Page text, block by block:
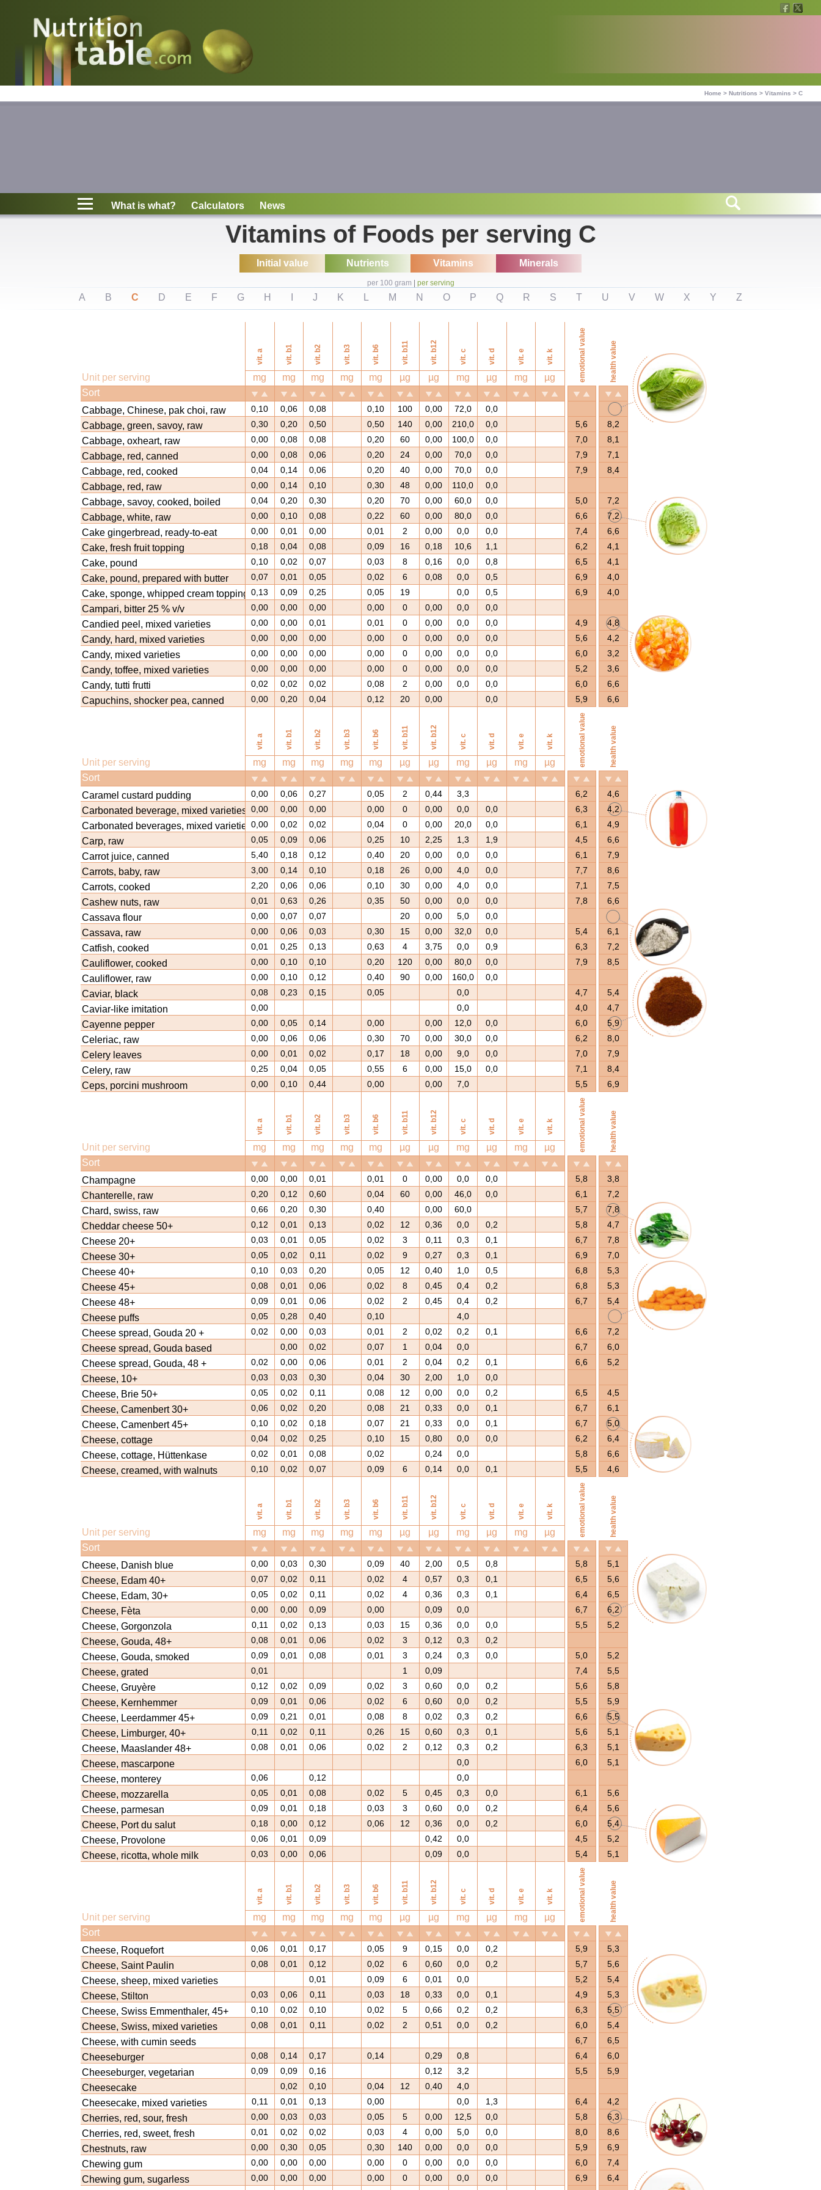
Home > Nutritions > Vitamins > C
Nutritions
What is what?
Information
What is what? Calculators News
Vitamins of Foods per serving C
Initial value Nutrients Vitamins Minerals
per 100 gram per serving
A B C D E F G H J K L M N O P Q R S T U V W X Y Z
vit. a vit. b1 vit. b2 vit. b3 vit. b6 vit. b11 vit. b12 vit. c vit. d vit. e vit. k emotional value health value
Unit per serving mg mg mg mg mg µg µg mg µg mg
µg
Sort
Cabbage, Chinese, pak choi, raw
0,10 0,06 0,08 0,10 100 0,00 72,0 0,0
Cabbage, green, savoy, raw 0,30 0,20 0,50 0,50 140 0,00 210,0 0,0 5,6 8,2
Cabbage, oxheart, raw 0,00 0,08 0,08 0,20 60 0,00 100,0 0,0 7,0 8,1
Cabbage, red, canned 0,00 0,08 0,06 0,20 24 0,00 70,0 0,0 7,9 7,1
Cabbage, red, cooked 0,04 0,14 0,06 0,20 40 0,00 70,0 0,0 7,9 8,4
Cabbage, red, raw 0,00 0,14 0,10 0,30 48 0,00 110,0 0,0
Cabbage, savoy, cooked, boiled 0,04 0,20 0,30 0,20 70 0,00 60,0 0,0 5,0 7,2
Cabbage, white, raw 0,00 0,10 0,08 0,22 60 0,00 80,0 0,0 6,6 7,2
Cake gingerbread, ready-to-eat 0,00 0,01 0,00 0,01 2 0,00 0,0 0,0 7,4 6,6
Cake, fresh fruit topping 0,18 0,04 0,08 0,09 16 0,18 10,6 1,1 6,2 4,1
Cake, pound 0,10 0,02 0,07 0,03 8 0,16 0,0 0,8 6,5 4,1
Cake, pound, prepared with butter 0,07 0,01 0,05 0,02 6 0,08 0,0 0,5 6,9 4,0
Cake, sponge, whipped cream topping 0,13 0,09 0,25 0,05 19 0,0 0,5 6,9 4,0
Campari, bitter 25 % v/v 0,00 0,00 0,00 0,00 0 0,00 0,0 0,0
Candied peel, mixed varieties 0,00 0,00 0,01 0,01 0 0,00 0,0 0,0 4,9 4,8
Candy, hard, mixed varieties 0,00 0,00 0,00 0,00 0 0,00 0,0 0,0 5,6 4,2
Candy, mixed varieties 0,00 0,00 0,00 0,00 0 0,00 0,0 0,0 6,0 3,2
Candy, toffee, mixed varieties 0,00 0,00 0,00 0,00 0 0,00 0,0 0,0 5,2 3,6
Candy, tutti frutti 0,02 0,02 0,02 0,08 2 0,00 0,0 0,0 6,0 6,6
Capuchins, shocker pea, canned 0,00 0,20 0,04 0,12 20 0,00 0,0 5,9 6,6
vit. a vit. b1 vit. b2 vit. b3 vit. b6 vit. b11 vit. b12 vit. c vit. d vit. e vit. k emotional value health value
Unit per serving mg mg mg mg mg µg µg mg µg mg
µg
Sort
Caramel custard pudding
0,00 0,06 0,27 0,05 2 0,44 3,3 6,2 4,6
Carbonated beverage, mixed varieties, 0,00 0,00 0,00 0,00 0 0,00 0,0 0,0 6,3 4,2
Carbonated beverages, mixed varieties, diet
0,00 0,02 0,02 0,04 0 0,00 20,0 0,0 6,1 4,9
Carp, raw 0,05 0,09 0,06 0,25 10 2,25 1,3 1,9 4,5 6,6
Carrot juice, canned 5,40 0,18 0,12 0,40 20 0,00 0,0 0,0 6,1 7,9
Carrots, baby, raw 3,00 0,14 0,10 0,18 26 0,00 4,0 0,0 7,7 8,6
Carrots, cooked 2,20 0,06 0,06 0,10 30 0,00 4,0 0,0 7,1 7,5
Cashew nuts, raw 0,01 0,63 0,26 0,35 50 0,00 0,0 0,0 7,8 6,6
Cassava flour 0,00 0,07 0,07 20 0,00 5,0 0,0
Cassava, raw 0,00 0,06 0,03 0,30 15 0,00 32,0 0,0 5,4 6,1
Catfish, cooked 0,01 0,25 0,13 0,63 4 3,75 0,0 0,9 6,3 7,2
Cauliflower, cooked 0,00 0,10 0,10 0,20 120 0,00 80,0 0,0 7,9 8,5
Cauliflower, raw 0,00 0,10 0,12 0,40 90 0,00 160,0 0,0
Caviar, black 0,08 0,23 0,15 0,05 0,0 4,7 5,4
Caviar-like imitation 0,00 0,0 4,0 4,7
Cayenne pepper 0,00 0,05 0,14 0,00 0,00 12,0 0,0 6,0 5,9
Celeriac, raw 0,00 0,06 0,06 0,30 70 0,00 30,0 0,0 6,2 8,0
Celery leaves 0,00 0,01 0,02 0,17 18 0,00 9,0 0,0 7,0 7,9
Celery, raw 0,25 0,04 0,05 0,55 6 0,00 15,0 0,0 7,1 8,4
Ceps, porcini mushroom 0,00 0,10 0,44 0,00 0,00 7,0 5,5 6,9
vit. a vit. b1 vit. b2 vit. b3 vit. b6 vit. b11 vit. b12 vit. c vit. d vit. e vit. k emotional value health value
Unit per serving mg mg mg mg mg µg µg mg µg mg
µg
Sort
Champagne
0,00 0,00 0,01 0,01 0 0,00 0,0 0,0 5,8 3,8
Chanterelle, raw 0,20 0,12 0,60 0,04 60 0,00 46,0 0,0 6,1 7,2
Chard, swiss, raw 0,66 0,20 0,30 0,40 0,00 60,0 5,7 7,8
Cheddar cheese 50+ 0,12 0,01 0,13 0,02 12 0,36 0,0 0,2 5,8 4,7
Cheese 20+ 0,03 0,01 0,05 0,02 3 0,11 0,3 0,1 6,7 7,8
Cheese 30+ 0,05 0,02 0,11 0,02 9 0,27 0,3 0,1 6,9 7,0
Cheese 40+ 0,10 0,03 0,20 0,05 12 0,40 1,0 0,5 6,8 5,3
Cheese 45+ 0,08 0,01 0,06 0,02 8 0,45 0,4 0,2 6,8 5,3
Cheese 48+ 0,09 0,01 0,06 0,02 2 0,45 0,4 0,2 6,7 5,4
Cheese puffs 0,05 0,28 0,40 0,10 4,0
Cheese spread, Gouda 20 + 0,02 0,00 0,03 0,01 2 0,02 0,2 0,1 6,6 7,2
Cheese spread, Gouda based 0,00 0,02 0,07 1 0,04 0,0 6,7 6,0
Cheese spread, Gouda, 48 + 0,02 0,00 0,06 0,01 2 0,04 0,2 0,1 6,6 5,2
Cheese, 10+ 0,03 0,03 0,30 0,04 30 2,00 1,0 0,0
Cheese, Brie 50+ 0,05 0,02 0,11 0,08 12 0,00 0,0 0,2 6,5 4,5
Cheese, Camenbert 30+ 0,06 0,02 0,20 0,08 21 0,33 0,0 0,1 6,7 6,1
Cheese, Camenbert 45+ 0,10 0,02 0,18 0,07 21 0,33 0,0 0,1 6,7 5,0
Cheese, cottage 0,04 0,02 0,25 0,10 15 0,80 0,0 0,0 6,2 6,4
Cheese, cottage, Hüttenkase 0,02 0,01 0,08 0,02 0,24 0,0 5,8 6,6
Cheese, creamed, with walnuts 0,10 0,02 0,07 0,09 6 0,14 0,0 0,1 5,5 4,6
vit. a vit. b1 vit. b2 vit. b3 vit. b6 vit. b11 vit. b12 vit. c vit. d vit. e vit. k emotional value health value
Unit per serving mg mg mg mg mg µg µg mg µg mg
µg
Sort
Cheese, Danish blue
0,00 0,03 0,30 0,09 40 2,00 0,5 0,8 5,8 5,1
Cheese, Edam 40+ 0,07 0,02 0,11 0,02 4 0,57 0,3 0,1 6,5 5,6
Cheese, Edam, 30+ 0,05 0,02 0,11 0,02 4 0,36 0,3 0,1 6,4 6,5
Cheese, Fèta 0,00 0,00 0,09 0,00 0,09 0,0 6,7 6,2
Cheese, Gorgonzola 0,11 0,02 0,13 0,03 15 0,36 0,0 0,0 5,5 5,2
Cheese, Gouda, 48+ 0,08 0,01 0,06 0,02 3 0,12 0,3 0,2
Cheese, Gouda, smoked 0,09 0,01 0,08 0,01 3 0,24 0,3 0,0 5,0 5,2
Cheese, grated 0,01 1 0,09 7,4 5,5
Cheese, Gruyère 0,12 0,02 0,09 0,02 3 0,60 0,0 0,2 5,6 5,8
Cheese, Kernhemmer 0,09 0,01 0,06 0,02 6 0,60 0,0 0,2 5,5 5,9
Cheese, Leerdammer 45+ 0,09 0,21 0,01 0,08 8 0,02 0,3 0,2 6,6 5,5
Cheese, Limburger, 40+ 0,11 0,02 0,11 0,26 15 0,60 0,3 0,1 5,6 5,1
Cheese, Maaslander 48+ 0,08 0,01 0,06 0,02 2 0,12 0,3 0,2 6,3 5,1
Cheese, mascarpone 0,0 6,0 5,1
Cheese, monterey 0,06 0,12 0,0
Cheese, mozzarella 0,05 0,01 0,08 0,02 5 0,45 0,3 0,0 6,1 5,6
Cheese, parmesan 0,09 0,01 0,18 0,03 3 0,60 0,0 0,2 6,4 5,6
Cheese, Port du salut 0,18 0,00 0,12 0,06 12 0,36 0,0 0,2 6,0 5,4
Cheese, Provolone 0,06 0,01 0,09 0,42 0,0 4,5 5,2
Cheese, ricotta, whole milk 0,03 0,00 0,06 0,09 0,0 5,4 5,1
vit. a vit. b1 vit. b2 vit. b3 vit. b6 vit. b11 vit. b12 vit. c vit. d vit. e vit. k emotional value health value
Unit per serving mg mg mg mg mg µg µg mg µg mg
µg
Sort
Cheese, Roquefort
0,06 0,01 0,17 0,05 9 0,15 0,0 0,2 5,9 5,3
Cheese, Saint Paulin 0,08 0,01 0,12 0,02 6 0,60 0,0 0,2 5,7 5,6
Cheese, sheep, mixed varieties 0,01 0,09 6 0,01 0,0 5,2 5,4
Cheese, Stilton 0,03 0,06 0,11 0,03 18 0,33 0,0 0,1 4,9 5,3
Cheese, Swiss Emmenthaler, 45+ 0,10 0,02 0,10 0,02 5 0,66 0,2 0,2 6,3 5,5
Cheese, Swiss, mixed varieties 0,08 0,01 0,11 0,02 2 0,51 0,0 0,2 6,0 5,4
Cheese, with cumin seeds 6,7 6,5
Cheeseburger 0,08 0,14 0,17 0,14 0,29 0,8 6,4 6,0
Cheeseburger, vegetarian 0,09 0,09 0,16 0,12 3,2 5,5 5,9
Cheesecake 0,02 0,10 0,04 12 0,40 4,0
Cheesecake, mixed varieties 0,11 0,01 0,13 0,00 0,0 1,3 6,4 4,2
Cherries, red, sour, fresh 0,00 0,03 0,03 0,05 5 0,00 12,5 0,0 5,8 6,3
Cherries, red, sweet, fresh 0,01 0,02 0,02 0,03 4 0,00 5,0 0,0 8,0 8,6
Chestnuts, raw 0,00 0,30 0,05 0,30 140 0,00 0,0 0,0 5,9 6,9
Chewing gum 0,00 0,00 0,00 0,00 0 0,00 0,0 0,0 6,0 7,4
Chewing gum, sugarless 0,00 0,00 0,00 0,00 0 0,00 0,0 0,0 6,9 6,4